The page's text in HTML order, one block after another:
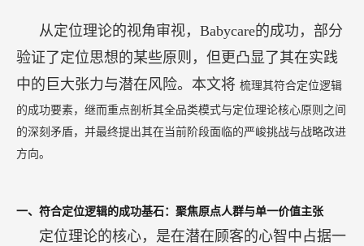
从定位理论的视角审视，Babycare的成功，部分
验证了定位思想的某些原则，但更凸显了其在实践
中的巨大张力与潜在风险。本文将 梳理其符合定位逻辑
的成功要素，继而重点剖析其全品类模式与定位理论核心原则之间
的深刻矛盾，并最终提出其在当前阶段面临的严峻挑战与战略改进
方向。
一、符合定位逻辑的成功基石：聚焦原点人群与单一价值主张
定位理论的核心，是在潜在顾客的心智中占据一